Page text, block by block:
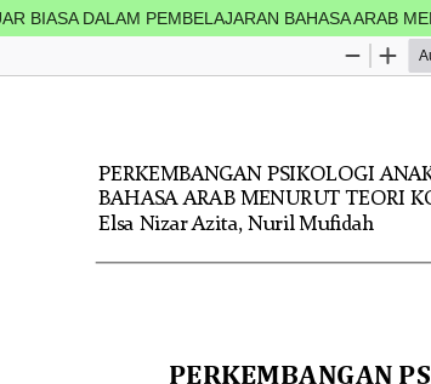
BIASA DALAM PEMBELAJARAN BAHASA ARAB